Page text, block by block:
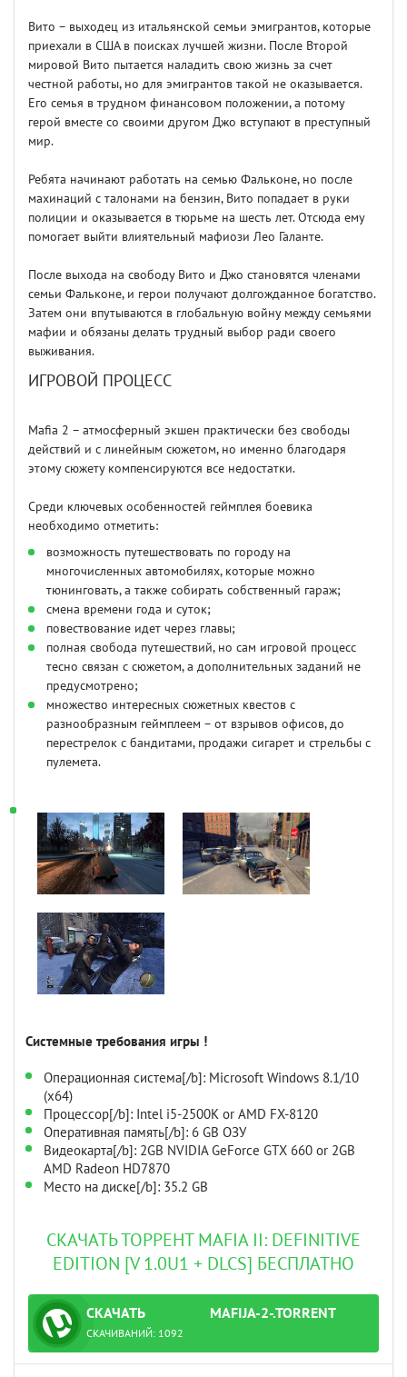
Вито – выходец из итальянской семьи эмигрантов, которые
приехали в США в поисках лучшей жизни. После Второй
мировой Вито пытается наладить свою жизнь за счет
честной работы, но для эмигрантов такой не оказывается.
Его семья в трудном финансовом положении, а потому
герой вместе со своими другом Джо вступают в преступный
мир.
Ребята начинают работать на семью Фальконе, но после
махинаций с талонами на бензин, Вито попадает в руки
полиции и оказывается в тюрьме на шесть лет. Отсюда ему
помогает выйти влиятельный мафиози Лео Галанте.
После выхода на свободу Вито и Джо становятся членами
семьи Фальконе, и герои получают долгожданное богатство.
Затем они впутываются в глобальную войну между семьями
мафии и обязаны делать трудный выбор ради своего
выживания.
ИГРОВОЙ ПРОЦЕСС
Mafia 2 – атмосферный экшен практически без свободы
действий и с линейным сюжетом, но именно благодаря
этому сюжету компенсируются все недостатки.
Среди ключевых особенностей геймплея боевика
необходимо отметить:
возможность путешествовать по городу на
многочисленных автомобилях, которые можно
тюнинговать, а также собирать собственный гараж;
смена времени года и суток;
повествование идет через главы;
полная свобода путешествий, но сам игровой процесс
тесно связан с сюжетом, а дополнительных заданий не
предусмотрено;
множество интересных сюжетных квестов с
разнообразным геймплеем – от взрывов офисов, до
перестрелок с бандитами, продажи сигарет и стрельбы с
пулемета.
Системные требования игры !
Операционная система[/b]: Microsoft Windows 8.1/10
(х64)
Процессор[/b]: Intel i5-2500K or AMD FX-8120
Оперативная память[/b]: 6 GB ОЗУ
Видеокарта[/b]: 2GB NVIDIA GeForce GTX 660 or 2GB
AMD Radeon HD7870
Место на диске[/b]: 35.2 GB
СКАЧАТЬ ТОРРЕНТ MAFIA II: DEFINITIVE
EDITION [V 1.0U1 + DLCS] БЕСПЛАТНО
СКАЧАТЬ
ТОРРЕНТ
MAFIJA-2-.TORRENT
СКАЧИВАНИЙ: 1092